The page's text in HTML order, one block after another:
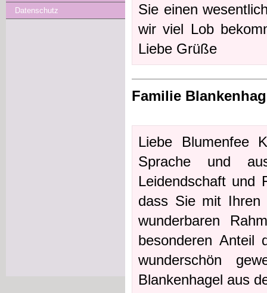
Datenschutz
Sie einen
wir viel Lob
Liebe Grüße
Familie
Liebe Blumenfee
Sprache und
Leidendschaft und
dass Sie mit Ihren
wunderbaren
besonderen Anteil
wunderschön
Blankenhagel aus